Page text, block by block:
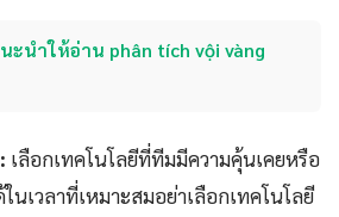
ะนำให้อ่าน phân tích vội vàng
เลือกเทคโนโลยีที่ทีมมีความคุ้นเคยหรือ
ในเวลาที่เหมาะสมอย่าเลือกเทคโนโลยี